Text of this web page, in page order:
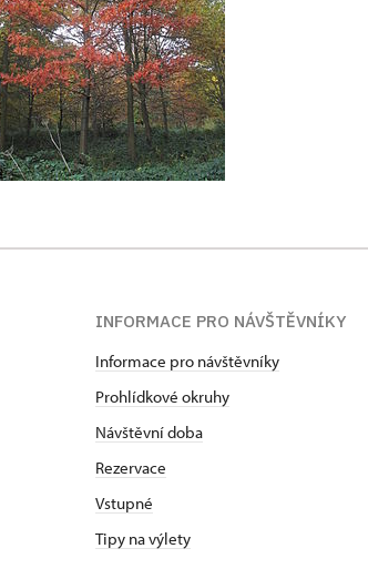
INFORMACE PRO NÁVŠTĚVNÍKY
Informace pro návštěvníky
Prohlídkové okruhy
Návštěvní doba
Rezervace
Vstupné
Tipy na výlety